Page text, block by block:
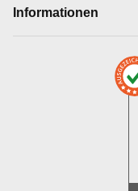
Informationen